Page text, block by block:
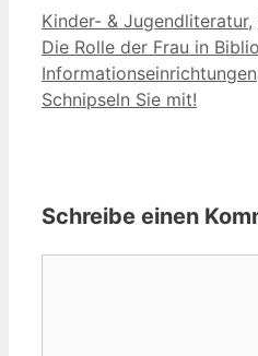
Kategorien
Kinder- & Jugendliteratur,
Die Rolle der Frau in
Informationseinrichtungen
Schnipseln Sie mit!
Schreibe einen